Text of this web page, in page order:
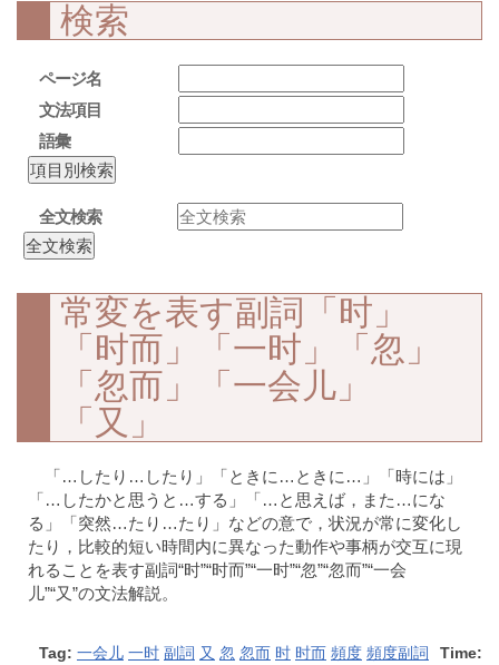
検索
ページ名
文法項目
語彙
全文検索
常変を表す副詞「时」
「时而」「一时」「忽」
「忽而」「一会儿」
「又」
「…したり…したり」「ときに…ときに…」「時には」
「…したかと思うと…する」「…と思えば，また…にな
る」「突然…たり…たり」などの意で，状況が常に変化し
たり，比較的短い時間内に異なった動作や事柄が交互に現
れることを表す副詞“时”“时而”“一时”“忽”“忽而”“一会
儿”“又”の文法解説。
Tag: 一会儿 一时 副詞 又 忽 忽而 时 时而 頻度 頻度副詞 Time: